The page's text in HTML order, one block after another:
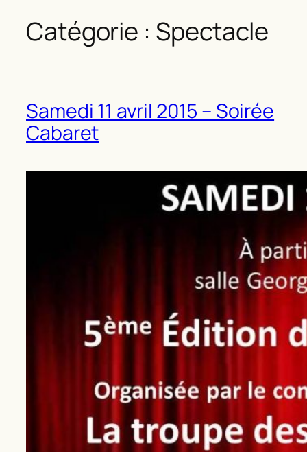
Catégorie : Spectacle
Samedi 11 avril 2015 – Soirée
Cabaret